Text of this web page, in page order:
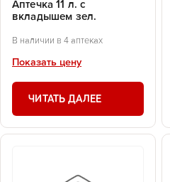
Аптечка 11 л. с
вкладышем зел.
В наличии в 4 аптеках
Показать цену
ЧИТАТЬ ДАЛЕЕ